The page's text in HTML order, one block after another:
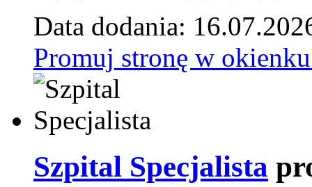
Data dodania:
Promuj stronę w
Szpital Specjalista